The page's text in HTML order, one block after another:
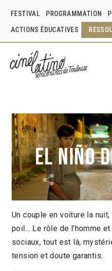
FESTIVAL PROGRAMMATION
ACTIONS ÉDUCATIVES
El Niño
Marcos Díaz Sosa
2024 > Focus : Salut
à l'effacement
Un couple en voiture la
poil… Le rôle de l’homme
sociaux, tout est là,
tension et doute garantis.